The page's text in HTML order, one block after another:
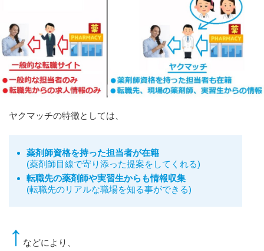
ヤクマッチの特徴としては、
薬剤師資格を持った担当者が在籍
(薬剤師目線で寄り添った提案をしてくれる)
転職先の薬剤師や実習生からも情報収集
(転職先のリアルな職場を知る事ができる)
↑ などにより、